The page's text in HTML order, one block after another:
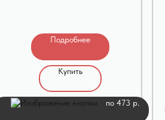
Подробнее
Купить
по 473 р.